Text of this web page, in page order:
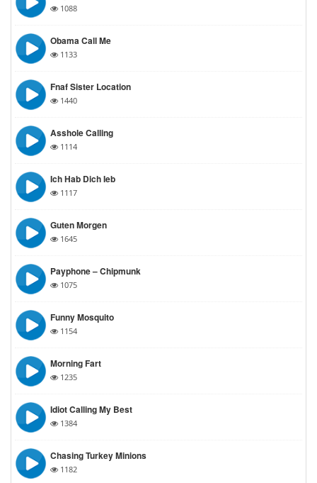
1088
Obama Call Me
1133
Fnaf Sister Location
1440
Asshole Calling
1114
Ich Hab Dich Ieb
1117
Guten Morgen
1645
Payphone – Chipmunk
1075
Funny Mosquito
1154
Morning Fart
1235
Idiot Calling My Best
1384
Chasing Turkey Minions
1182